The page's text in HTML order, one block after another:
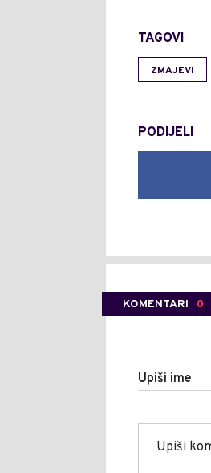
TAGOVI
ZMAJEVI
PODIJELI
KOMENTARI 0
Upiši ime